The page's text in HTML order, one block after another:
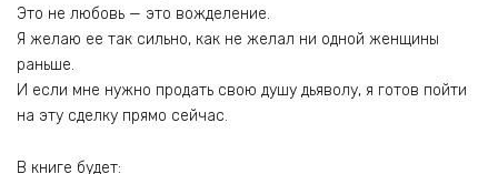
Это не любовь — это вожделение.
Я желаю ее так сильно, как не желал ни одной женщины
раньше.
И если мне нужно продать свою душу дьяволу, я готов пойти
на эту сделку прямо сейчас.
В книге будет: